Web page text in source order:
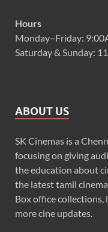
Hours
Monday–Friday:
Saturday & Sunday:
ABOUT US
SK Cinemas is a
focusing on giving
the education about
the latest tamil
Box office collections,
more cine updates.